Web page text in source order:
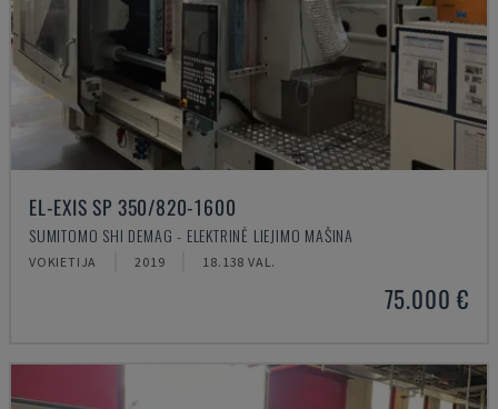
EL-EXIS SP 350/820-1600
SUMITOMO SHI DEMAG - ELEKTRINĖ LIEJIMO MAŠINA
VOKIETIJA 2019 18.138 VAL.
75.000 €